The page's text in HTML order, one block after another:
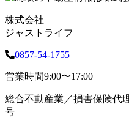
株式会社
ジャストライフ
0857-54-1755
営業時間9:00〜17:00
総合不動産業／損害保険代
号